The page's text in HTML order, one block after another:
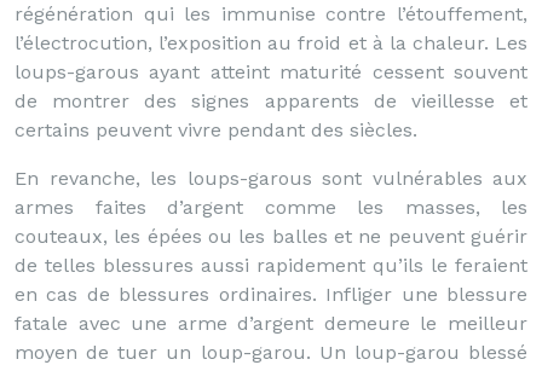
régénération qui les immunise contre l’étouffement,
l’électrocution, l’exposition au froid et à la chaleur. Les
loups-garous ayant atteint maturité cessent souvent
de montrer des signes apparents de vieillesse et
certains peuvent vivre pendant des siècles.
En revanche, les loups-garous sont vulnérables aux
armes faites d’argent comme les masses, les
couteaux, les épées ou les balles et ne peuvent guérir
de telles blessures aussi rapidement qu’ils le feraient
en cas de blessures ordinaires. Infliger une blessure
fatale avec une arme d’argent demeure le meilleur
moyen de tuer un loup-garou. Un loup-garou blessé